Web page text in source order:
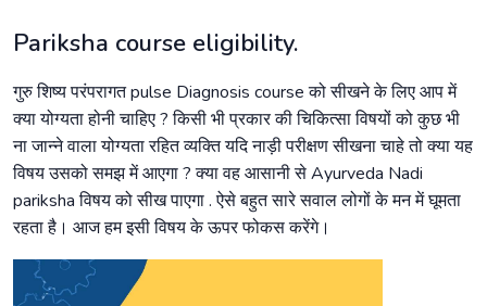
Pariksha course eligibility.
गुरु शिष्य परंपरागत pulse Diagnosis course को सीखने के लिए आप में
क्या योग्यता होनी चाहिए ? किसी भी प्रकार की चिकित्सा विषयों को कुछ भी
ना जान्ने वाला योग्यता रहित व्यक्ति यदि नाड़ी परीक्षण सीखना चाहे तो क्या यह
विषय उसको समझ में आएगा ? क्या वह आसानी से Ayurveda Nadi
pariksha विषय को सीख पाएगा . ऐसे बहुत सारे सवाल लोगों के मन में घूमता
रहता है। आज हम इसी विषय के ऊपर फोकस करेंगे।